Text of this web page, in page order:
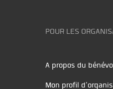
POUR LES
A propos du
Mon profil